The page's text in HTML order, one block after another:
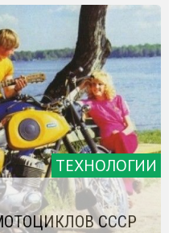
ТЕХНОЛОГИИ
СССР